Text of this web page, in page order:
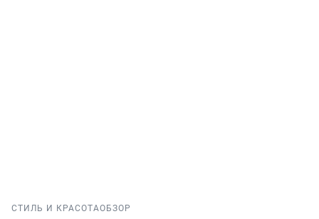
СТИЛЬ И КРАСОТАОБЗОР